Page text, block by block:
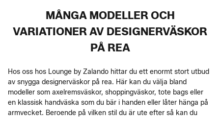
MÅNGA MODELLER OCH
VARIATIONER AV DESIGNERVÄSKOR
PÅ REA
Hos oss hos Lounge by Zalando hittar du ett enormt stort utbud
av snygga designerväskor på rea. Här kan du välja bland
modeller som axelremsväskor, shoppingväskor, tote bags eller
en klassisk handväska som du bär i handen eller låter hänga på
armvecket. Beroende på vilken stil du är ute efter så kan du